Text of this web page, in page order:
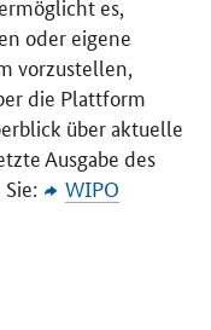
oder eigene
vorzustellen,
die Plattform
über aktuelle
Ausgabe des
Sie:
WIPO